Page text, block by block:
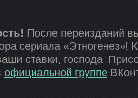
После переизданий
сериала «Этногенез»!
ставки, господа!
официальной группе